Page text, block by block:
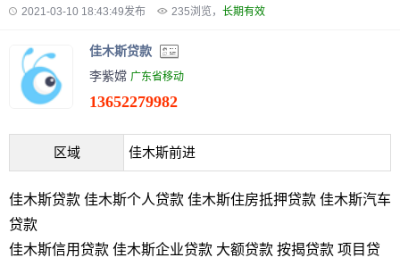
2021-03-10 18:43:49发布 235浏览， 长期有效
佳木斯贷款
李紫嫦 广东省移动
13652279982
区域 佳木斯前进
佳木斯贷款 佳木斯个人贷款 佳木斯住房抵押贷款 佳木斯汽车
贷款
佳木斯信用贷款 佳木斯企业贷款 大额贷款 按揭贷款 项目贷